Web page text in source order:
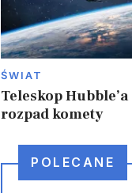
ŚWIAT
Teleskop
rozpad komety
POLECANE